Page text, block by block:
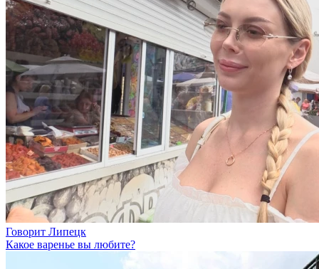
Говорит Липецк
Какое варенье вы любите?